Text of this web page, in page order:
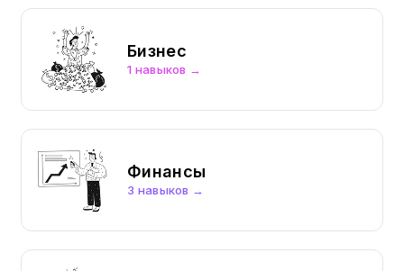
Бизнес
1 навыков →
Финансы
3 навыков →